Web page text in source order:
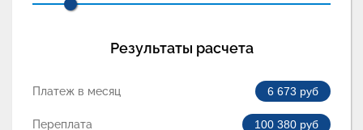
Результаты расчета
Платеж в месяц 6 673 руб
Переплата 100 380 руб